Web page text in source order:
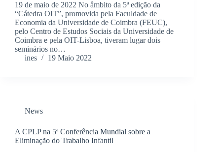
19 de maio de 2022 No âmbito da 5ª edição da
“Cátedra OIT”, promovida pela Faculdade de
Economia da Universidade de Coimbra (FEUC),
pelo Centro de Estudos Sociais da Universidade de
Coimbra e pela OIT-Lisboa, tiveram lugar dois
seminários no…
ines
19 Maio 2022
News
A CPLP na 5ª Conferência Mundial sobre a
Eliminação do Trabalho Infantil